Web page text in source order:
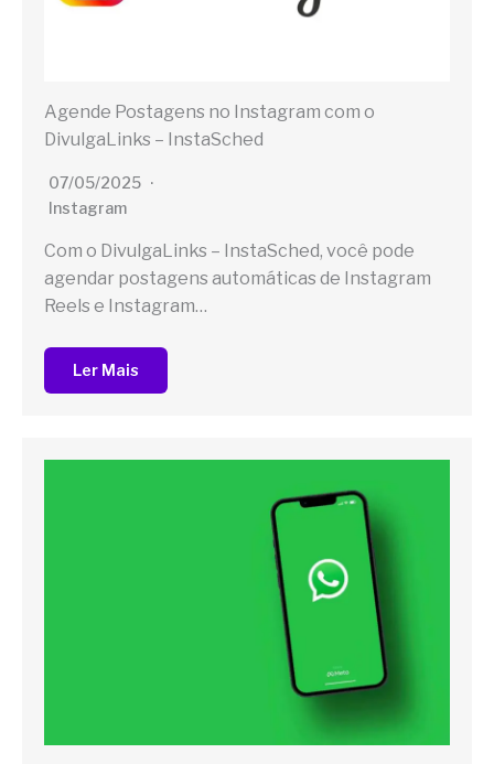
Agende Postagens no Instagram com o
DivulgaLinks – InstaSched
07/05/2025
Instagram
Com o DivulgaLinks – InstaSched, você pode
agendar postagens automáticas de Instagram
Reels e Instagram…
Ler Mais